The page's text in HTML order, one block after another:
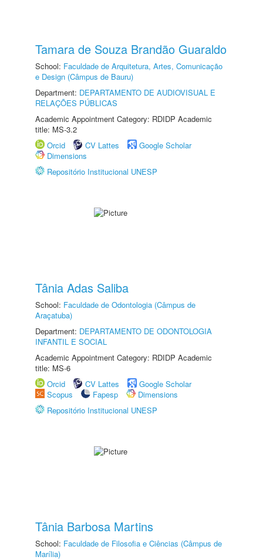
Tamara de Souza Brandão Guaraldo
School: Faculdade de Arquitetura, Artes, Comunicação
e Design (Câmpus de Bauru)
Department: DEPARTAMENTO DE AUDIOVISUAL E
RELAÇÕES PÚBLICAS
Academic Appointment Category: RDIDP Academic
title: MS-3.2
Orcid
CV Lattes
Google Scholar
Dimensions
Repositório Institucional UNESP
Tânia Adas Saliba
School: Faculdade de Odontologia (Câmpus de
Araçatuba)
Department: DEPARTAMENTO DE ODONTOLOGIA
INFANTIL E SOCIAL
Academic Appointment Category: RDIDP Academic
title: MS-6
Orcid
CV Lattes
Google Scholar
Scopus
Fapesp
Dimensions
Repositório Institucional UNESP
Tânia Barbosa Martins
School: Faculdade de Filosofia e Ciências (Câmpus de
Marília)